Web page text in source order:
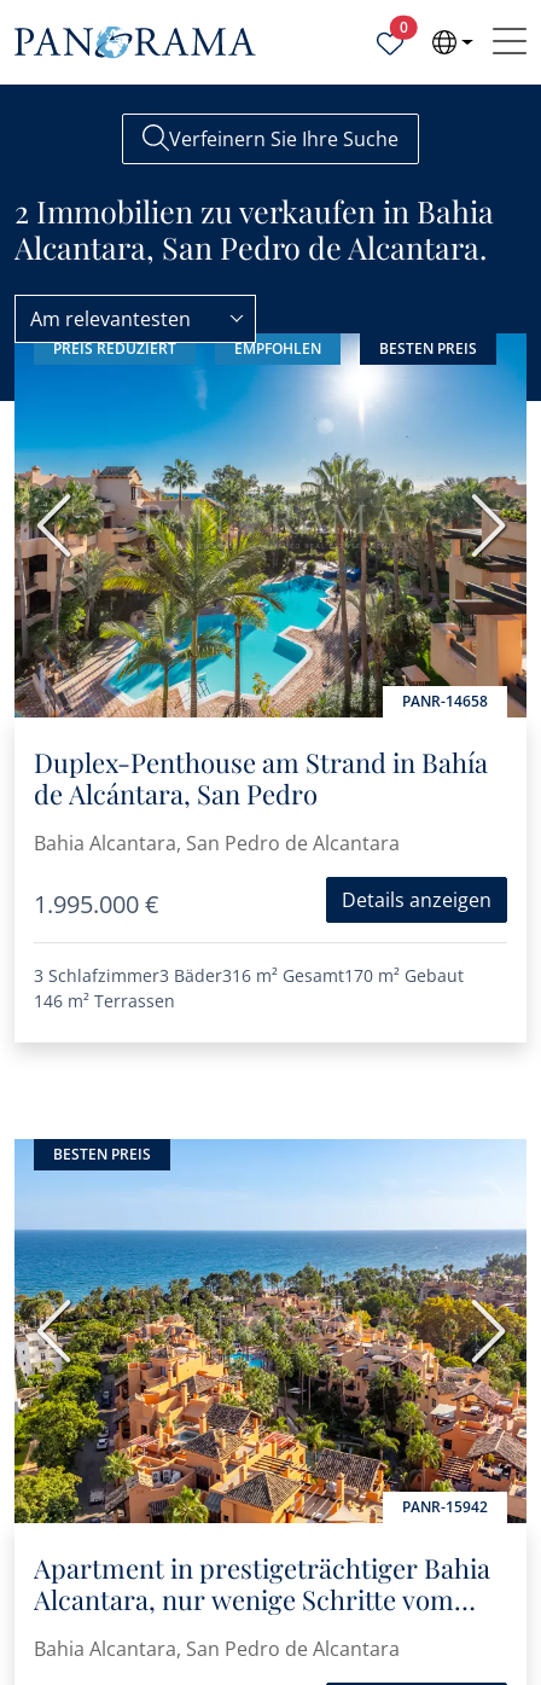
0Ausgewählte
Verfeinern Sie Ihre Suche
2 Immobilien zu verkaufen in Bahia
Alcantara, San Pedro de Alcantara.
San Pedro de Alcantara Bahia Alcantara
Am relevantesten
PREIS REDUZIERT EMPFOHLEN BESTEN PREIS
PANR-14658
Vorherige
Duplex-Penthouse am Strand in Bahía
de Alcántara, San Pedro
Bahia Alcantara, San Pedro de Alcantara
1.995.000 € Details anzeigen
3 Schlafzimmer3 Bäder316 m² Gesamt170 m² Gebaut
146 m² Terrassen
BESTEN PREIS
PANR-15942
Vorherige
Apartment in prestigeträchtiger Bahia
Alcantara, nur wenige Schritte vom
Strand von San Pedro entfernt
Bahia Alcantara, San Pedro de Alcantara